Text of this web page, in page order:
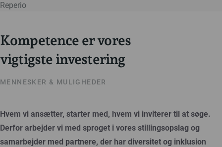
Kompetence er vores
vigtigste investering
MENNESKER & MULIGHEDER
Hvem vi ansætter, starter med, hvem vi inviterer til at søge.
Derfor arbejder vi med sproget i vores stillingsopslag og
samarbejder med partnere, der har diversitet og inklusion